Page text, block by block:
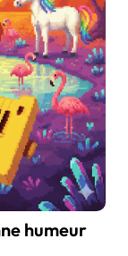
humeur